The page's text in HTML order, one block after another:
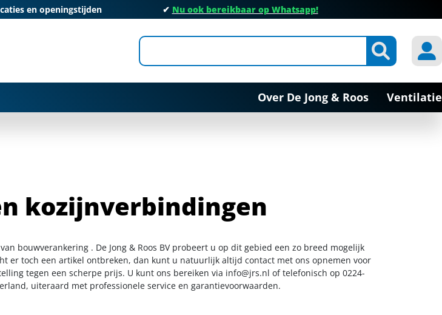
en openingstijden ✔ Nu ook bereikbaar op Whatsapp!
Over De Jong & Roos Ventilatie
kozijnverbindingen
bouwverankering . De Jong & Roos BV probeert u op dit gebied een zo breed mogelijk
er toch een artikel ontbreken, dan kunt u natuurlijk altijd contact met ons opnemen voor
tegen een scherpe prijs. U kunt ons bereiken via info@jrs.nl of telefonisch op 0224-
uiteraard met professionele service en garantievoorwaarden.